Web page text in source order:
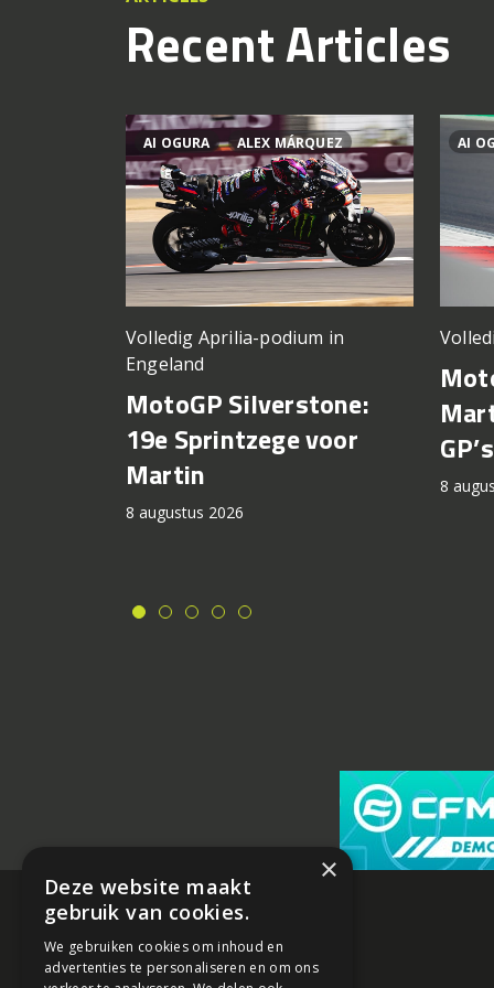
Recent Articles
AI OGURA ALEX MÁRQUEZ
Volledig Aprilia-podium in
Engeland
MotoGP Silverstone:
19e Sprintzege voor
Martin
8 augustus 2026
AI
GP’s
8
×
Deze website maakt
gebruik van cookies.
We gebruiken cookies om inhoud en
advertenties te personaliseren en om ons